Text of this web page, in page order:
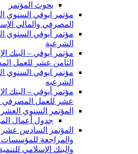
بحوث المؤتمر
مؤتمر ايوفي السنوي
المصرفي والمالي
مؤتمر أيوفي السنوي
الشرعية
مؤتمر أيوفي – البنك
الثامن عشر للعمل
مؤتمر ايوفي السنوي
الشرعيه
مؤتمر أيوفي – البنك
عشر للعمل المصرفي
المؤتمر السنوي
جدول أعمال
المؤتمر السادس عشر
والمراجعة للمؤسسات
والبنك الإسلامي